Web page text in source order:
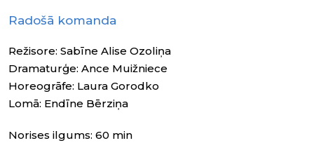
Radošā komanda
Režisore: Sabīne Alise Ozoliņa
Dramaturģe: Ance Muižniece
Horeogrāfe: Laura Gorodko
Lomā: Endīne Bērziņa
Norises ilgums: 60 min